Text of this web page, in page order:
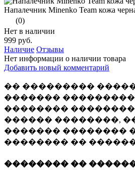
Напалечник Minenko Team кожа
(0)
Нет в наличии
999 руб.
Наличие Отзывы
Нет информации о наличии товара
Добавить новый комментарий
�� ���������
�������
��������
������ ��������,
������� ��������
�������� ��
�������� ��